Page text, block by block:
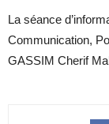
La séance
Communication,
GASSIM Cherif